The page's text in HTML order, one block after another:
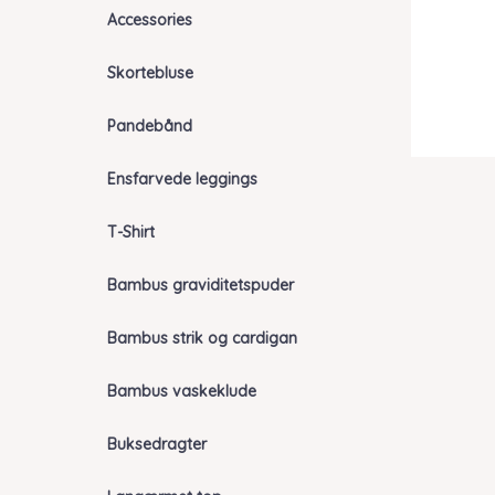
Accessories
Skortebluse
Pandebånd
Ensfarvede leggings
T-Shirt
Bambus graviditetspuder
Bambus strik og cardigan
Bambus vaskeklude
Buksedragter